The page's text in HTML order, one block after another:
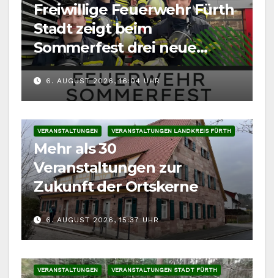
Freiwillige Feuerwehr Fürth
Stadt zeigt beim
Sommerfest drei neue
Fahrzeuge
6. AUGUST 2026, 16:04 UHR
VERANSTALTUNGEN VERANSTALTUNGEN LANDKREIS FÜRTH
Mehr als 30
Veranstaltungen zur
Zukunft der Ortskerne
6. AUGUST 2026, 15:37 UHR
VERANSTALTUNGEN VERANSTALTUNGEN STADT FÜRTH